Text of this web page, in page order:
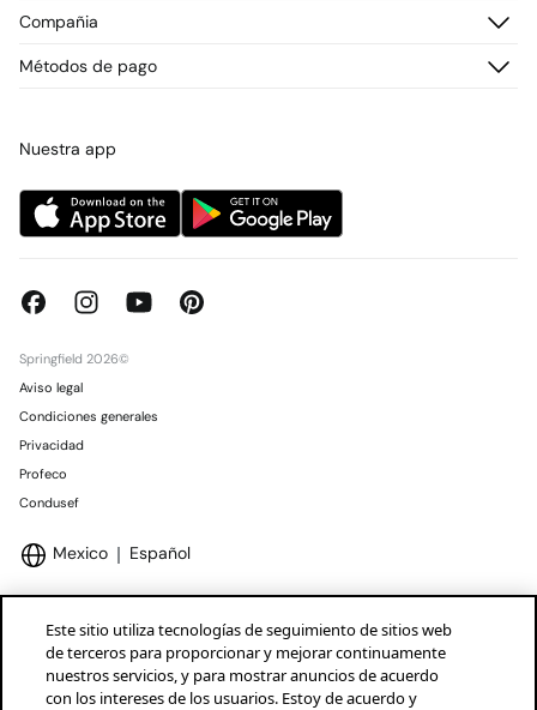
Envío
Promociones vigentes
¡Únete!
Compañia
Tiendas
Métodos de pago
Nuestra app
Springfield 2026©
Aviso legal
Condiciones generales
Privacidad
Profeco
Condusef
Mexico Español
Marcas Tendam
Este sitio utiliza tecnologías de seguimiento de sitios web
de terceros para proporcionar y mejorar continuamente
nuestros servicios, y para mostrar anuncios de acuerdo
con los intereses de los usuarios. Estoy de acuerdo y